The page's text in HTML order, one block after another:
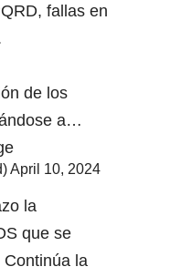
fallas en
de los
a…
April 10, 2024
la
que se
la